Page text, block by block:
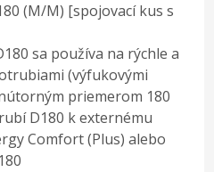
(M/M) [spojovací kus s
sa používa na rýchle a
(výfukovými
priemerom 180
D180 k externému
Comfort (Plus) alebo